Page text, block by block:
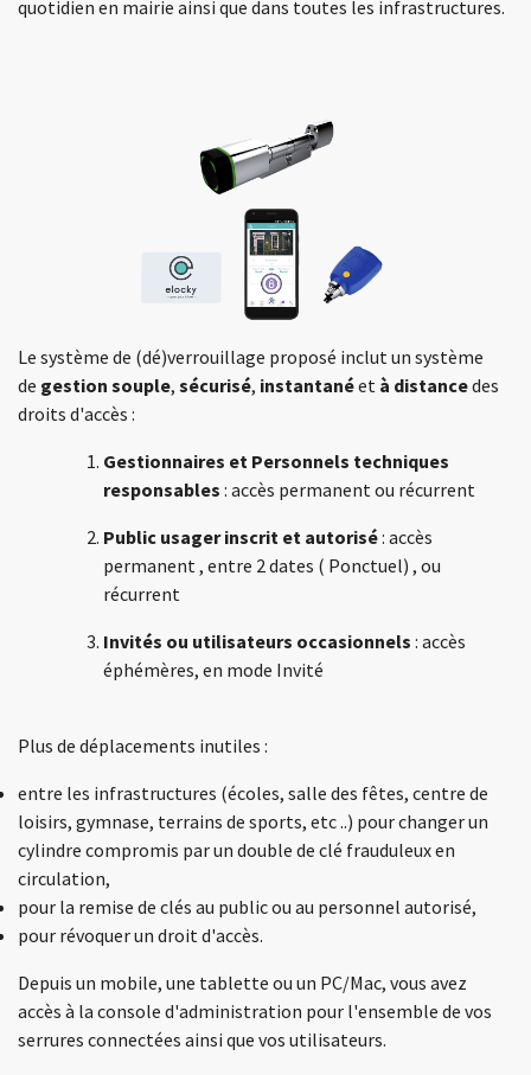
quotidien en mairie ainsi que dans toutes les infrastructures.
Le système de (dé)verrouillage proposé inclut un système
de gestion souple, sécurisé, instantanéet à distancedes
droits d'accès :
Gestionnaires et Personnels techniques
responsables : accès permanent ou récurrent
Public usager inscrit et autorisé: accès
permanent , entre 2 dates ( Ponctuel) , ou
récurrent
Invités ou utilisateurs occasionnels : accès
éphémères, en mode Invité
Plus de déplacements inutiles :
entre les infrastructures (écoles, salle des fêtes, centre de
loisirs, gymnase, terrains de sports, etc ..) pour changer un
cylindre compromis par un double de clé frauduleux en
circulation,
pour la remise de clés au public ou au personnel autorisé,
pour révoquer un droit d'accès.
Depuis un mobile, une tablette ou un PC/Mac, vous avez
accès à la console d'administration pour l'ensemble de vos
serrures connectées ainsi que vos utilisateurs.